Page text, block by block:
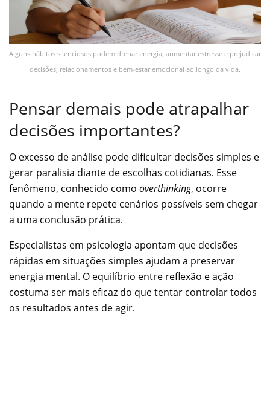
Alguns hábitos silenciosos podem drenar energia, aumentar estresse e prejudicar
decisões, relacionamentos e bem-estar emocional ao longo da vida.
Pensar demais pode atrapalhar
decisões importantes?
O excesso de análise pode dificultar decisões simples e
gerar paralisia diante de escolhas cotidianas. Esse
fenômeno, conhecido como overthinking, ocorre
quando a mente repete cenários possíveis sem chegar
a uma conclusão prática.
Especialistas em psicologia apontam que decisões
rápidas em situações simples ajudam a preservar
energia mental. O equilíbrio entre reflexão e ação
costuma ser mais eficaz do que tentar controlar todos
os resultados antes de agir.